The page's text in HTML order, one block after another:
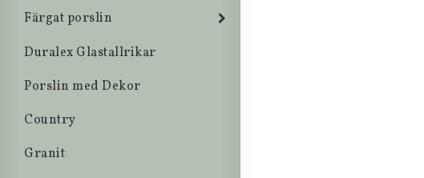
Färgat porslin
Duralex Glastallrikar
Porslin med Dekor
Country
Granit